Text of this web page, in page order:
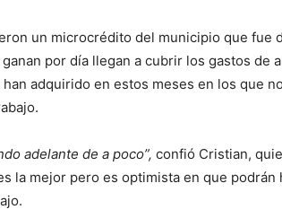
un microcrédito del municipio que fue
por día llegan a cubrir los gastos de
han adquirido en estos meses en los que
adelante de a poco”, confió Cristian,
la mejor pero es optimista en que